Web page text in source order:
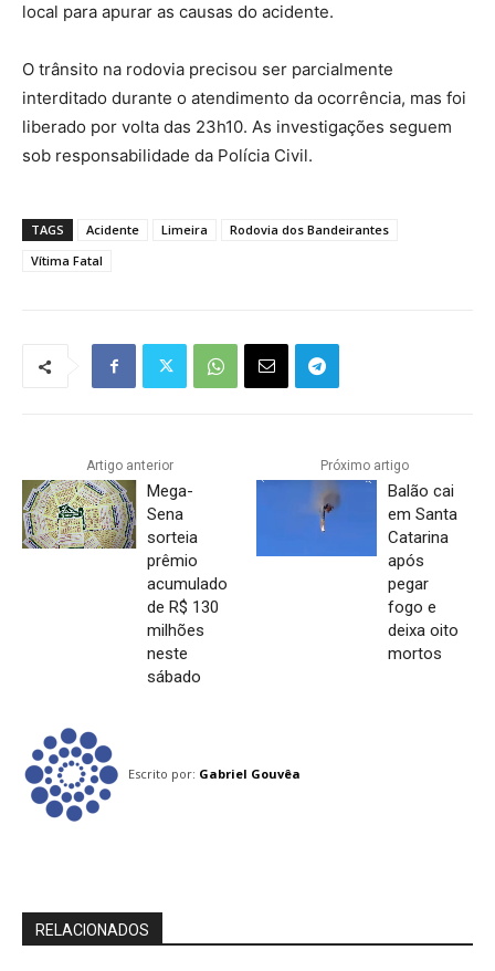
local para apurar as causas do acidente.
O trânsito na rodovia precisou ser parcialmente
interditado durante o atendimento da ocorrência, mas foi
liberado por volta das 23h10. As investigações seguem
sob responsabilidade da Polícia Civil.
TAGS Acidente Limeira
Rodovia dos Bandeirantes
Vítima Fatal
Artigo anterior
Mega-
Sena
sorteia
prêmio
acumulado
de R$ 130
milhões
neste
sábado
Próximo artigo
Balão cai
em Santa
Catarina
após
pegar
fogo e
deixa oito
mortos
Escrito por: Gabriel Gouvêa
RELACIONADOS